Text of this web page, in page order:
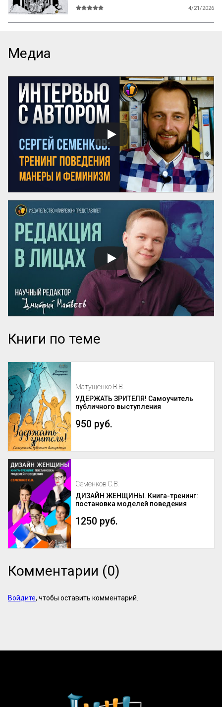
возвышенного и прекрасного
4/21/2026
добродетель бургомистра. Правдивость
и честность просты и благородны, шутка
и угодливая лесть тонки и красивы.
Учтивость украшение добродетели.
Бескорыстное служебное рвение
благородно, утонченность и вежливость
прекрасны. Возвышенные свойства
внушают уважение, прекрасные любовь.
Люди, чувство которых обращено
преимущественно на прекрасное, ищут
себе честных, вер...
Медиа
Книги по теме
Матущенко В.В.
УДЕРЖАТЬ ЗРИТЕЛЯ! Самоучитель
публичного выступления
950 руб.
Семенков С.В.
ДИЗАЙН ЖЕНЩИНЫ. Книга-тренинг:
постановка моделей поведения
1250 руб.
Комментарии (0)
Войдите, чтобы оставить комментарий.